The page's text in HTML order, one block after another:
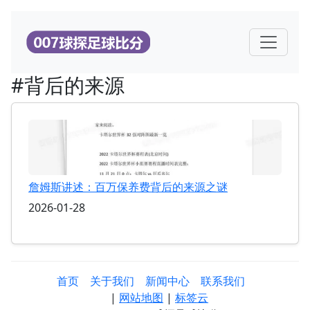
#背后的来源
詹姆斯讲述：百万保养费背后的来源之谜
2026-01-28
首页 关于我们 新闻中心
联系我们
| 网站地图 | 标签云